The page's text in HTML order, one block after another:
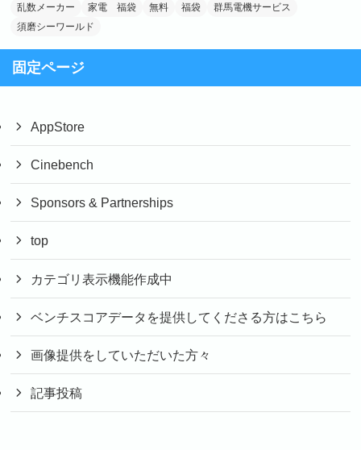
乱数メーカー
家電 福袋 無料 福袋
群馬電機サービス
須磨シーワールド
固定ページ
AppStore
Cinebench
Sponsors & Partnerships
top
カテゴリ表示機能作成中
ベンチスコアデータを提供してくださる方はこちら
画像提供をしていただいた方々
記事投稿